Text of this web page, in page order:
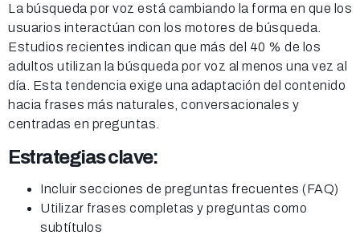
La búsqueda por voz está cambiando la forma en que los
usuarios interactúan con los motores de búsqueda.
Estudios recientes indican que más del 40 % de los
adultos utilizan la búsqueda por voz al menos una vez al
día. Esta tendencia exige una adaptación del contenido
hacia frases más naturales, conversacionales y
centradas en preguntas.
Estrategias clave:
Incluir secciones de preguntas frecuentes (FAQ)
Utilizar frases completas y preguntas como
subtítulos